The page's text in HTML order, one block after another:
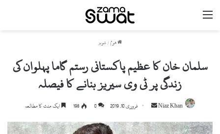
ھوم/شوبز
سلمان خان کا عظیم پاکستانی رستم گاما پہلوان کی
زندگی پر ٹی وی سیریز بنانے کا فیصلہ
Niaz Khan
n
فروری 10, 2019 0
198 ایک منٹ کا مطالعہ